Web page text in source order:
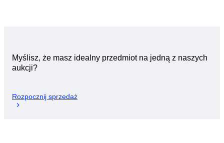
Myślisz, że masz idealny przedmiot na jedną z naszych
aukcji?
Rozpocznij sprzedaż